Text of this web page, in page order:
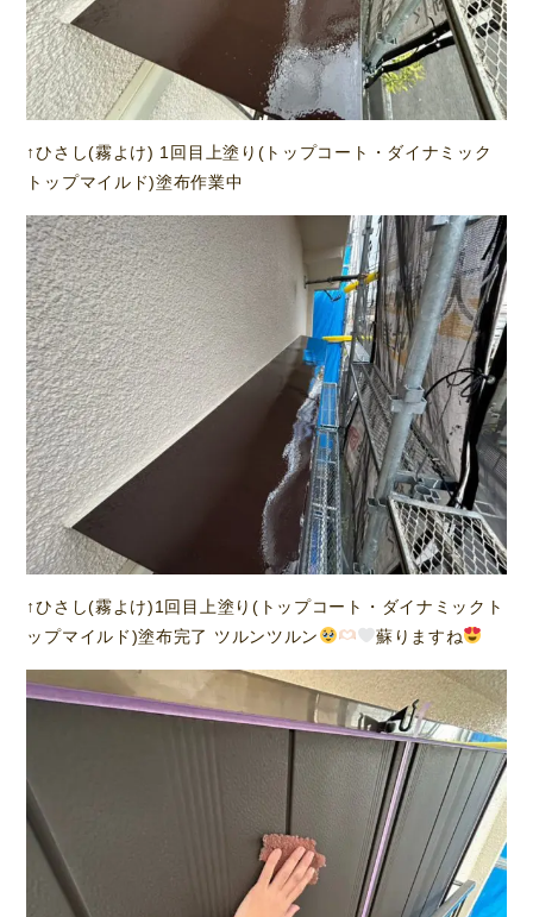
↑ひさし(霧よけ) 1回目上塗り(トップコート・ダイナミック
トップマイルド)塗布作業中
↑ひさし(霧よけ)1回目上塗り(トップコート・ダイナミックト
ップマイルド)塗布完了 ツルンツルン
蘇りますね